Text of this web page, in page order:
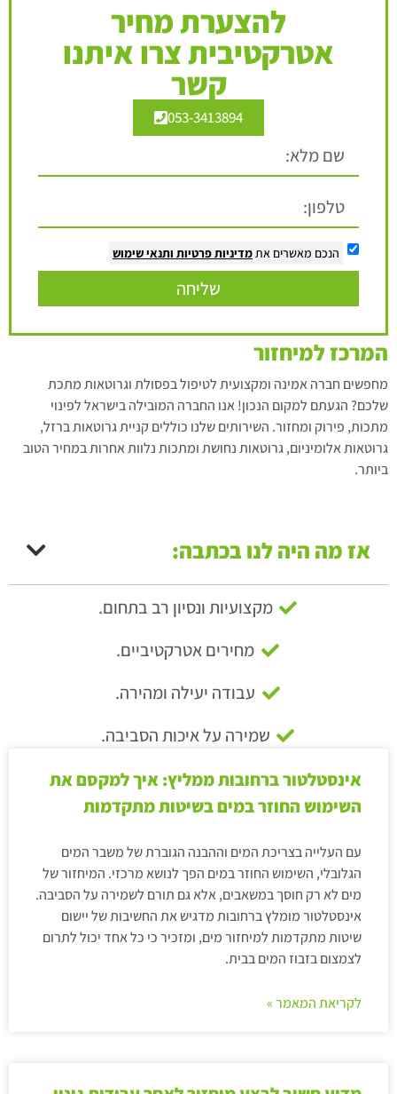
להצערת מחיר
אטרקטיבית צרו איתנו
קשר
053-3413894
הנכם מאשרים אתמדיניות פרטיות ותנאי שימוש
שליחה
המרכז למיחזור
מחפשים חברה אמינה ומקצועית לטיפול בפסולת וגרוטאות מתכת
שלכם? הגעתם למקום הנכון! אנו החברה המובילה בישראל לפינוי
מתכות, פירוק ומחזור. השירותים שלנו כוללים קניית גרוטאות ברזל,
גרוטאות אלומיניום, גרוטאות נחושת ומתכות נלוות אחרות במחיר הטוב
ביותר.
אז מה היה לנו בכתבה:
מקצועיות ונסיון רב בתחום.
מחירים אטרקטיביים.
עבודה יעילה ומהירה.
שמירה על איכות הסביבה.
אינסטלטור ברחובות ממליץ: איך למקסם את
השימוש החוזר במים בשיטות מתקדמות
עם העלייה בצריכת המים וההבנה הגוברת של משבר המים
הגלובלי, השימוש החוזר במים הפך לנושא מרכזי. המיחזור של
מים לא רק חוסך במשאבים, אלא גם תורם לשמירה על הסביבה.
אינסטלטור מומלץ ברחובות מדגיש את החשיבות של יישום
שיטות מתקדמות למיחזור מים, ומזכיר כי כל אחד יכול לתרום
לצמצום בזבוז המים בבית.
לקריאת המאמר »